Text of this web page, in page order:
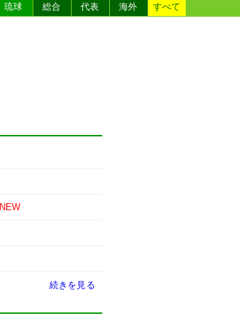
琉球 総合 代表 海外 すべて
NEW
続きを見る